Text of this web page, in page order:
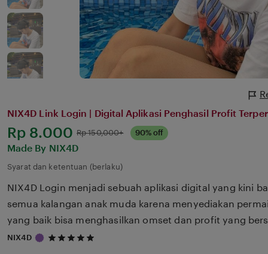
NIX4D Link Login | Digital Aplikasi Penghasil Profit
Harga:
Rp 8.000 Normal:
Rp 150,000+ 90% off
Made By NIX4D
Syarat dan ketentuan (berlaku)
NIX4D Login menjadi sebuah aplikasi digital yang kini
semua kalangan anak muda karena menyediakan
yang baik bisa menghasilkan omset dan profit yang
NIX4D
5